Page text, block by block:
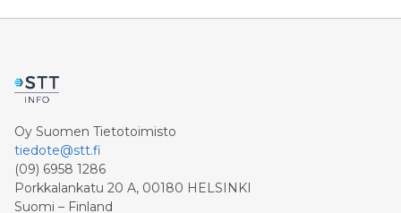
Oy Suomen Tietotoimisto
tiedote@stt.fi
(09) 6958 1286
Porkkalankatu 20 A, 00180 HELSINKI
Suomi – Finland